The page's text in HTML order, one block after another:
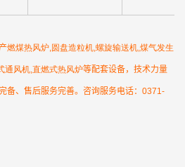
燃煤热风炉 圆盘造粒机 螺旋输送机 煤气发生
通风机 直燃式热风炉等配套设备，技术力量
备、售后服务完善。咨询服务电话： 0371-